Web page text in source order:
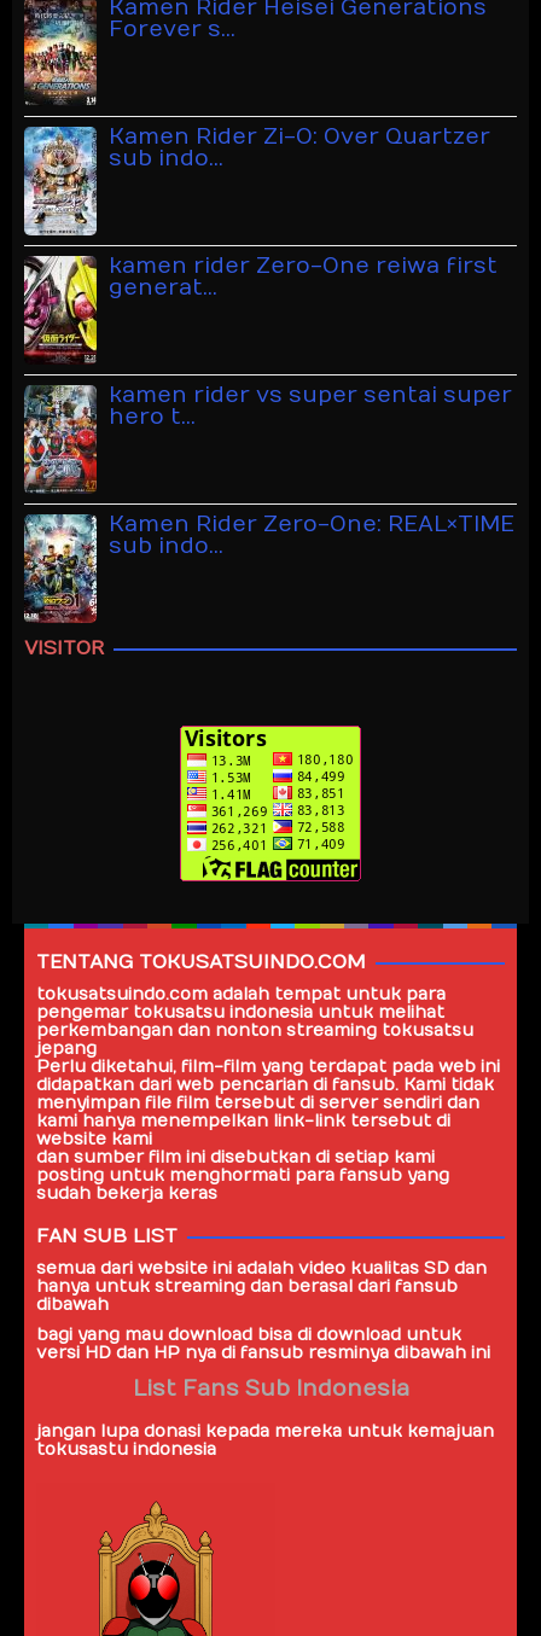
Kamen Rider Heisei Generations
Forever s…
Kamen Rider Zi-O: Over Quartzer
sub indo…
kamen rider Zero-One reiwa first
generat…
kamen rider vs super sentai super
hero t…
Kamen Rider Zero-One: REAL×TIME
sub indo…
VISITOR
TENTANG TOKUSATSUINDO.COM
tokusatsuindo.com adalah tempat untuk para
pengemar tokusatsu indonesia untuk melihat
perkembangan dan nonton streaming tokusatsu
jepang
Perlu diketahui, film-film yang terdapat pada web ini
didapatkan dari web pencarian di fansub. Kami tidak
menyimpan file film tersebut di server sendiri dan
kami hanya menempelkan link-link tersebut di
website kami
dan sumber film ini disebutkan di setiap kami
posting untuk menghormati para fansub yang
sudah bekerja keras
FAN SUB LIST
semua dari website ini adalah video kualitas SD dan
hanya untuk streaming dan berasal dari fansub
dibawah
bagi yang mau download bisa di download untuk
versi HD dan HP nya di fansub resminya dibawah ini
List Fans Sub Indonesia
jangan lupa donasi kepada mereka untuk kemajuan
tokusastu indonesia